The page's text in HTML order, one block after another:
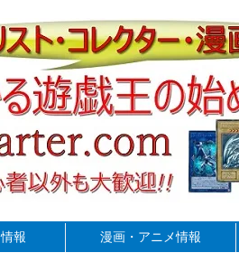
報 漫画・アニメ情報